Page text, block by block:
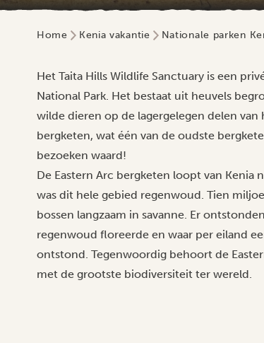
Home Kenia vakantie Nationale parken
Het Taita Hills Wildlife Sanctuary is een
National Park. Het bestaat uit heuvels
wilde dieren op de lagergelegen delen van
bergketen, wat één van de oudste
bezoeken waard!
De Eastern Arc bergketen loopt van Kenia
was dit hele gebied regenwoud. Tien
bossen langzaam in savanne. Er
regenwoud floreerde en waar per eiland
ontstond. Tegenwoordig behoort de
met de grootste biodiversiteit ter wereld.